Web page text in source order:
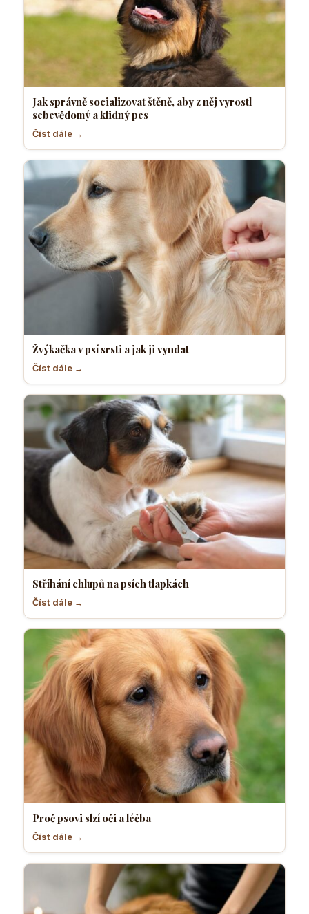
Jak správně socializovat štěně, aby z něj vyrostl
sebevědomý a klidný pes
Číst dále →
Žvýkačka v psí srsti a jak ji vyndat
Číst dále →
Stříhání chlupů na psích tlapkách
Číst dále →
Proč psovi slzí oči a léčba
Číst dále →